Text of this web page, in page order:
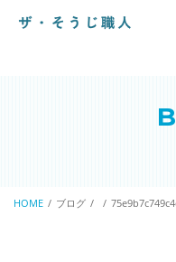
ザ・そうじ職人について
エアコンクリーニング
HOME ブログ